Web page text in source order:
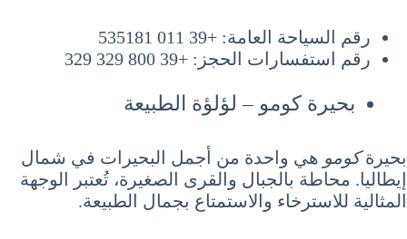
رقم السياحة العامة: +39 011 535181
رقم استفسارات الحجز: +39 800 329 329
بحيرة كومو – لؤلؤة الطبيعة
بحيرةكومو هي واحدة من أجمل البحيرات في شمال
إيطاليا. محاطة بالجبال والقرى الصغيرة، تُعتبر الوجهة
المثالية للاسترخاء والاستمتاع بجمال الطبيعة.